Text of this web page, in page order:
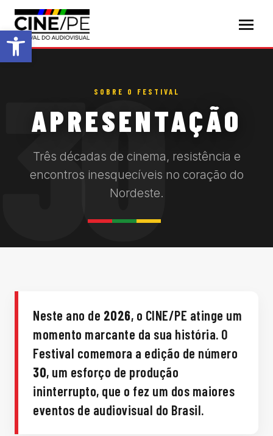
Abrir a barra de ferramentas
30
SOBRE O FESTIVAL
APRESENTAÇÃO
Três décadas de cinema, resistência e
encontros inesquecíveis no coração do
Nordeste.
Neste ano de 2026, o CINE/PE atinge um
momento marcante da sua história. O
Festival comemora a edição de número
30, um esforço de produção
ininterrupto, que o fez um dos maiores
eventos de audiovisual do Brasil.